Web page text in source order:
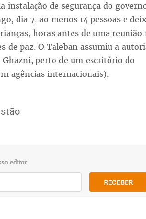
instalação de segurança do
dia 7, ao menos 14 pessoas e
horas antes de uma reunião
de paz. O Taleban assumiu a
perto de um escritório do
agências internacionais).
editor
RECEBER